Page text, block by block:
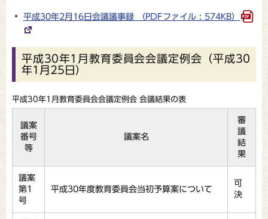
平成30年2月16日会議議事録 （PDFファイル : 574KB）
平成30年1月教育委員会会議定例会（平成30
年1月25日）
平成30年1月教育委員会会議定例会 会議結果の表
議案
番号
等
議案名
審
議
結
果
議案
第1
号
平成30年度教育委員会当初予算案について
可
決